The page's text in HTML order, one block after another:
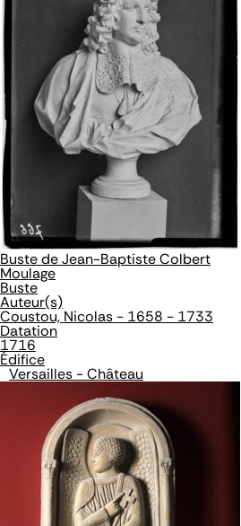
Buste de Jean-Baptiste Colbert
Moulage
Buste
Auteur(s)
Coustou, Nicolas - 1658 - 1733
Datation
1716
Édifice
Versailles - Château